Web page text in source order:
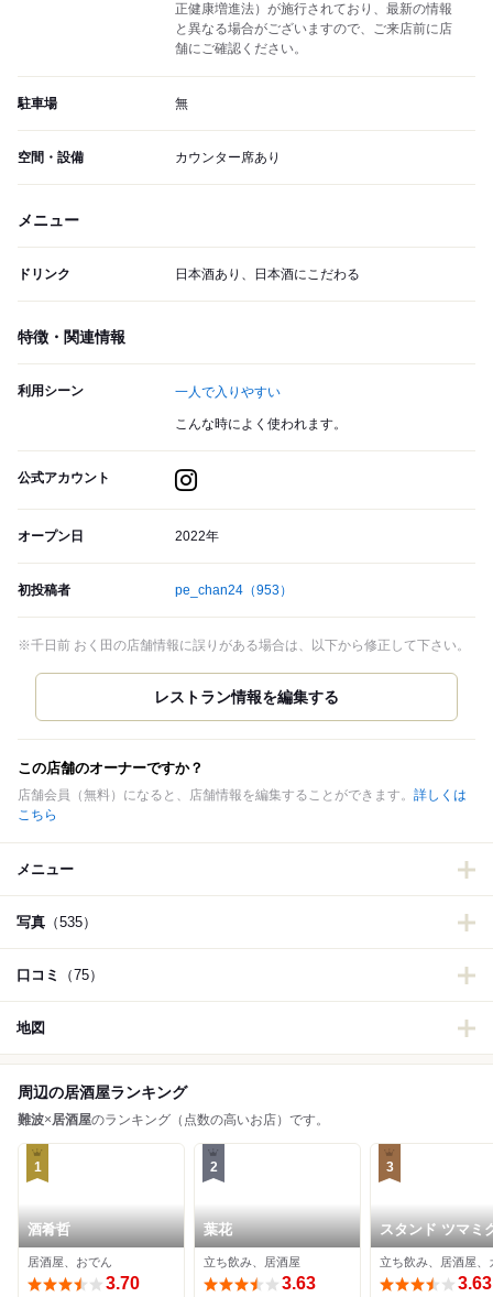
正健康増進法）が施行されており、最新の情報
と異なる場合がございますので、ご来店前に店
舗にご確認ください。
駐車場 無
空間・設備 カウンター席あり
メニュー
ドリンク 日本酒あり、日本酒にこだわる
特徴・関連情報
利用シーン 一人で入りやすい
こんな時によく使われます。
公式アカウント
オープン日 2022年
初投稿者 pe_chan24 （953）
※千日前 おく田の店舗情報に誤りがある場合は、以下から修正して下さい。
この店舗のオーナーですか？
店舗会員（無料）になると、店舗情報を編集することができます。 詳しくは
こちら
メニュー
写真 （535）
口コミ （75）
地図
周辺の居酒屋ランキング
難波×居酒屋のランキング（点数の高いお店）です。
1
酒肴哲
居酒屋、おでん
3.70
2
葉花
立ち飲み、居酒屋
3.63
3
スタンド ツマミ
立ち飲み、居酒屋、
3.63